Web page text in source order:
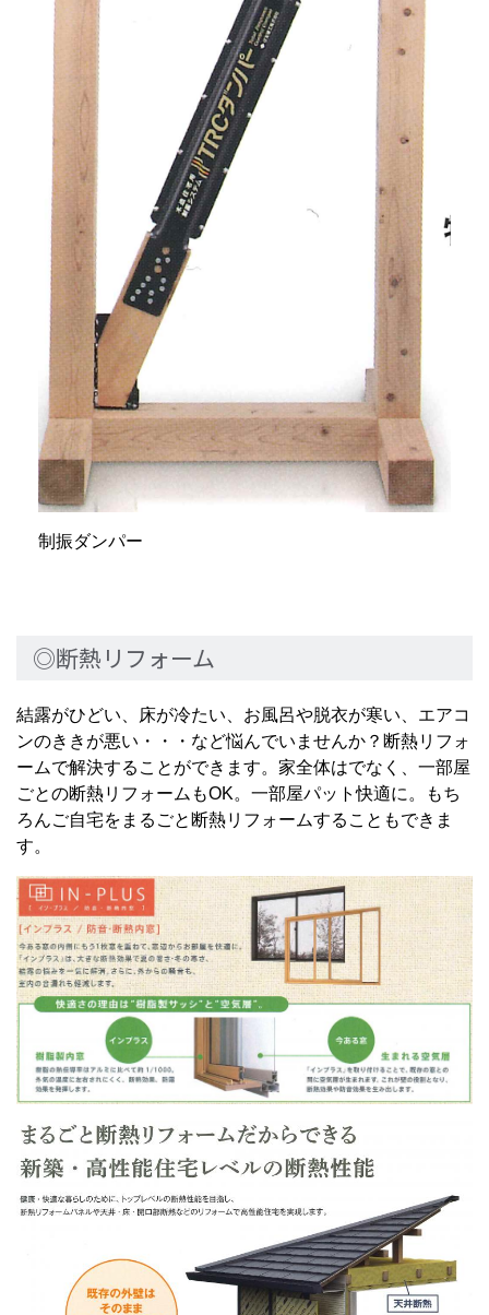
制振ダンパー
◎断熱リフォーム
結露がひどい、床が冷たい、お風呂や脱衣が寒い、エアコ
ンのききが悪い・・・など悩んでいませんか？断熱リフォ
ームで解決することができます。家全体はでなく、一部屋
ごとの断熱リフォームもOK。一部屋パット快適に。もち
ろんご自宅をまるごと断熱リフォームすることもできま
す。